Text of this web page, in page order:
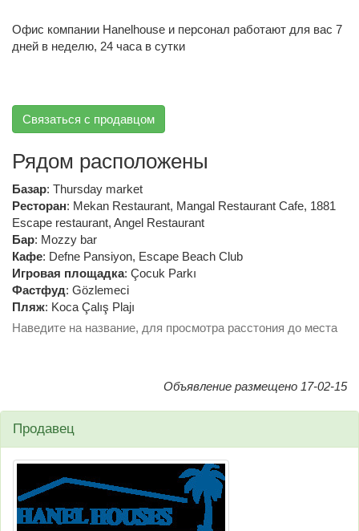
Офис компании Hanelhouse и персонал работают для вас 7
дней в неделю, 24 часа в сутки
Связаться с продавцом
Рядом расположены
Базар: Thursday market
Ресторан: Mekan Restaurant, Mangal Restaurant Cafe, 1881
Escape restaurant, Angel Restaurant
Бар: Mozzy bar
Кафе: Defne Pansiyon, Escape Beach Club
Игровая площадка: Çocuk Parkı
Фастфуд: Gözlemeci
Пляж: Koca Çalış Plajı
Наведите на название, для просмотра расстония до места
Объявление размещено 17-02-15
Продавец